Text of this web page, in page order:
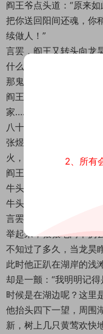
阎王爷点头道：“原来
把你送回阳间还魂，你
续做人！”
言罢，阎王又转头向龙
什么名字？哪国人？今
那鬼魂道：“我叫张煜
阎王又在翻着生死薄，
家……张煜……啊……是大
八十六岁呀，你怎么死
张煜悲声道：“我出城
火，马受惊了跑进湖中
阎王爷道：“你阳寿未
牛头马面！你们把张煜
牛头马面齐声道：“遵命
言罢，他们将龙昊和张
举起来，狠狠地向下扔
不知过了多久，当龙昊
此时他正趴在湖岸的浅
却是一颤：“我明明记
时候是在湖边呢？这里
他抬头四下一望，周围
新，树上几只黄莺欢快
2、所有